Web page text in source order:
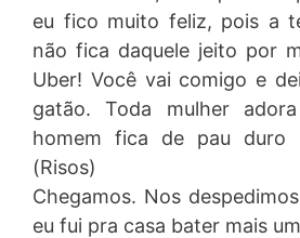
eu fico muito feliz, pois a
não fica daquele jeito por
Uber! Você vai comigo e
gatão. Toda mulher
homem fica de pau duro
(Risos)
Chegamos. Nos
eu fui pra casa bater mais